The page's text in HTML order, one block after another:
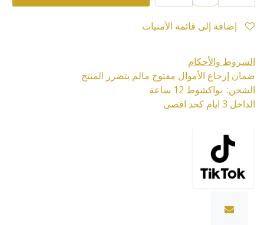
الشروط والأحكام
ضمان إرجاع الأموال مفتوح مالم يتضرر المنتج
الشحن: نواكشوط 12 ساعة
الداخل 3 ايام كحد اقصى